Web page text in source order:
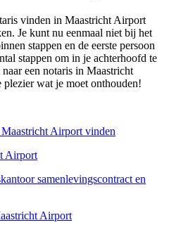
vinden in Maastricht Airport
Je kunt nu eenmaal niet bij het
stappen en de eerste persoon
stappen om in je achterhoofd te
een notaris in Maastricht
wat je moet onthouden!
Airport vinden
Airport
samenlevingscontract en
Airport